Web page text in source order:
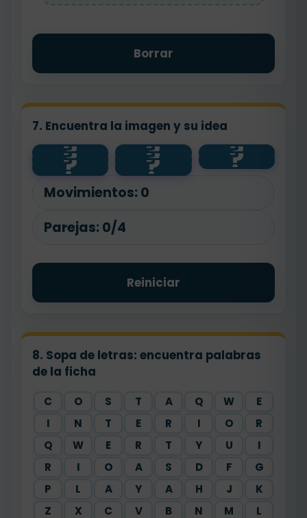
Borrar
7. Encuentra la imagen y su idea
? ? ?
faro
?
rio ?
costa ?
? ?
interior
Movimientos: 0
Parejas: 0/4
Reiniciar
8. Sopa de letras: encuentra palabras
de la ficha
C O S T A Q W
E
I
N T E R I O
R
Q
W E R T Y U
I
R
I O A S D F
G
P
L A Y A H J
K
Z
X C V B N M L